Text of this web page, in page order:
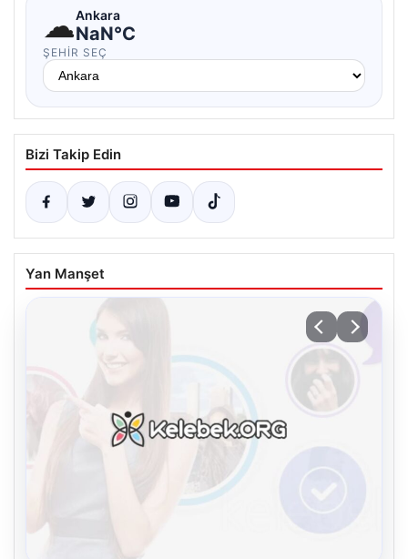
☁Ankara
NaN°C
ŞEHIR SEÇ
Bizi Takip Edin
Yan Manşet